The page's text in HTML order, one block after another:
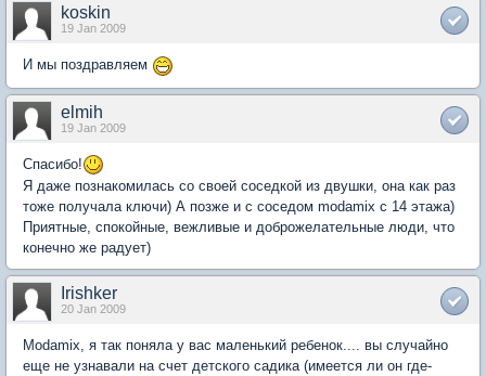
koskin
19 Jan 2009
И мы поздравляем
elmih
19 Jan 2009
Спасибо!
Я даже познакомилась со своей соседкой из двушки, она как раз
тоже получала ключи) А позже и с соседом modamix с 14 этажа)
Приятные, спокойные, вежливые и доброжелательные люди, что
конечно же радует)
Irishker
20 Jan 2009
Мodamix, я так поняла у вас маленький ребенок.... вы случайно
еще не узнавали на счет детского садика (имеется ли он где-